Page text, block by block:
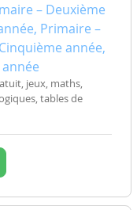
– Deuxième
Primaire –
année,
jeux, maths,
tables de